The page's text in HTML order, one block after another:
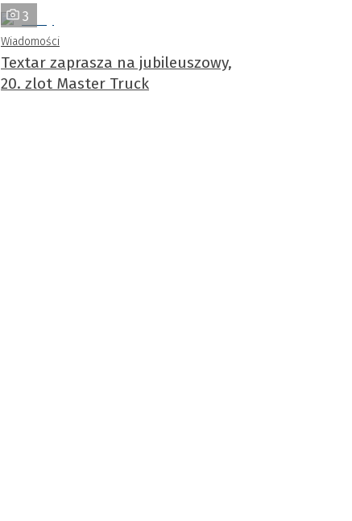
3
Wiadomości
Textar zaprasza na jubileuszowy,
20. zlot Master Truck